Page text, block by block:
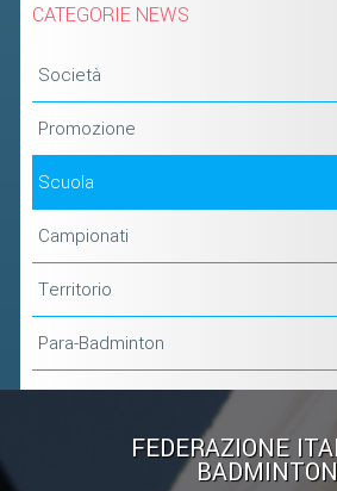
CATEGORIE NEWS
Società
Promozione
Scuola
Campionati
Territorio
Para-Badminton
FEDERAZIONE
BADMINTON